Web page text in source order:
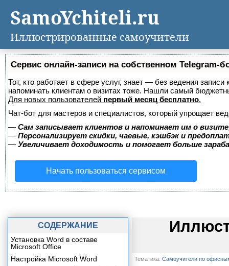
Сервис онлайн-записи на собственном Telegram-
Тот, кто работает в сфере услуг, знает — без ведения
напоминать клиентам о визитах тоже. Нашли самый
Для новых пользователей первый месяц бесплатно.
Чат-бот для мастеров и специалистов, который упрощает
— Сам записывает клиентов и напоминает им о
— Персонализирует скидки, чаевые, кэшбэк и
— Увеличивает доходимость и помогает больше
Начать пользоваться сервисом
Тематика: Самоучители по
СОДЕРЖАНИЕ
Установка Word в составе
Microsoft Office
Настройка Microsoft Word
SamoYchiteli.ru
Иллюстрированные самоучители